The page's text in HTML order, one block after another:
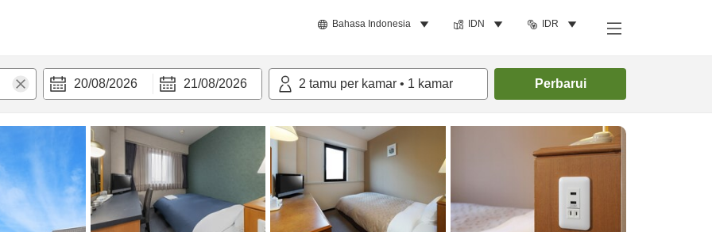
Bahasa Indonesia IDN IDR
20/08/2026 21/08/2026 2 tamu per kamar • 1 kamar Perbarui
Cari kamar